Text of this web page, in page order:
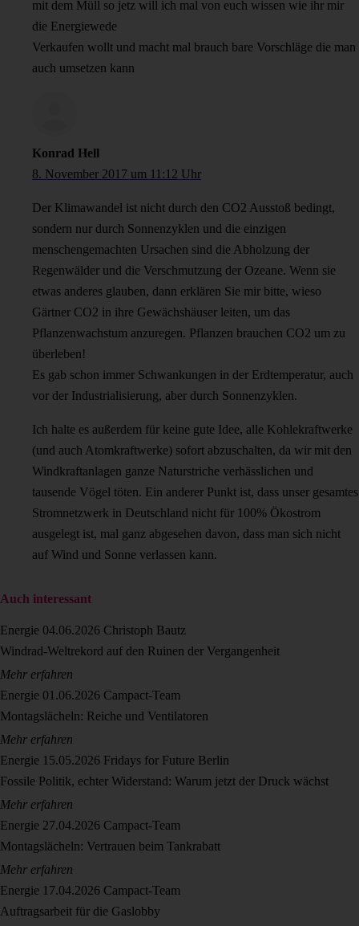
mit dem Müll so jetz will ich mal von euch wissen wie ihr mir
die Energiewede
Verkaufen wollt und macht mal brauch bare Vorschläge die man
auch umsetzen kann
Konrad Hell
8. November 2017 um 11:12 Uhr
Der Klimawandel ist nicht durch den CO2 Ausstoß bedingt,
sondern nur durch Sonnenzyklen und die einzigen
menschengemachten Ursachen sind die Abholzung der
Regenwälder und die Verschmutzung der Ozeane. Wenn sie
etwas anderes glauben, dann erklären Sie mir bitte, wieso
Gärtner CO2 in ihre Gewächshäuser leiten, um das
Pflanzenwachstum anzuregen. Pflanzen brauchen CO2 um zu
überleben!
Es gab schon immer Schwankungen in der Erdtemperatur, auch
vor der Industrialisierung, aber durch Sonnenzyklen.
Ich halte es außerdem für keine gute Idee, alle Kohlekraftwerke
(und auch Atomkraftwerke) sofort abzuschalten, da wir mit den
Windkraftanlagen ganze Naturstriche verhässlichen und
tausende Vögel töten. Ein anderer Punkt ist, dass unser gesamtes
Stromnetzwerk in Deutschland nicht für 100% Ökostrom
ausgelegt ist, mal ganz abgesehen davon, dass man sich nicht
auf Wind und Sonne verlassen kann.
Auch interessant
Energie 04.06.2026 Christoph Bautz
Windrad-Weltrekord auf den Ruinen der Vergangenheit
Mehr erfahren
Energie 01.06.2026 Campact-Team
Montagslächeln: Reiche und Ventilatoren
Mehr erfahren
Energie 15.05.2026 Fridays for Future Berlin
Fossile Politik, echter Widerstand: Warum jetzt der Druck wächst
Mehr erfahren
Energie 27.04.2026 Campact-Team
Montagslächeln: Vertrauen beim Tankrabatt
Mehr erfahren
Energie 17.04.2026 Campact-Team
Auftragsarbeit für die Gaslobby